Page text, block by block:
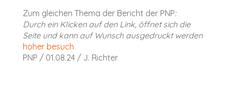
Zum gleichen Thema der Bericht der PNP:
Durch ein Klicken auf den Link, öffnet sich die
Seite und kann auf Wunsch ausgedruckt werden
hoher besuch
PNP / 01.08.24 / J. Richter